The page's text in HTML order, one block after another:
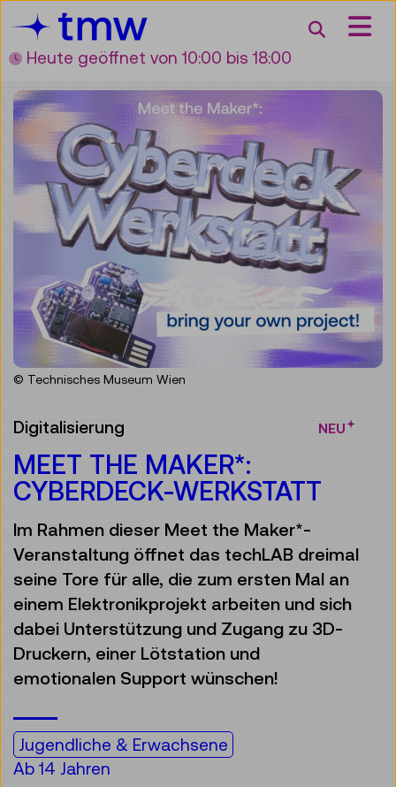
Zum Inhalt
Zum Hauptmenü
Zur Suche
Zur Zielgruppennavigation
Suche
Heute geöffnet von 10:00 bis 18:00
© Technisches Museum Wien
Digitalisierung NEU
MEET THE MAKER*:
CYBERDECK-WERKSTATT
Im Rahmen dieser Meet the Maker*-
Veranstaltung öffnet das techLAB dreimal
seine Tore für alle, die zum ersten Mal an
einem Elektronikprojekt arbeiten und sich
dabei Unterstützung und Zugang zu 3D-
Druckern, einer Lötstation und
emotionalen Support wünschen!
Jugendliche & Erwachsene
Ab 14 Jahren